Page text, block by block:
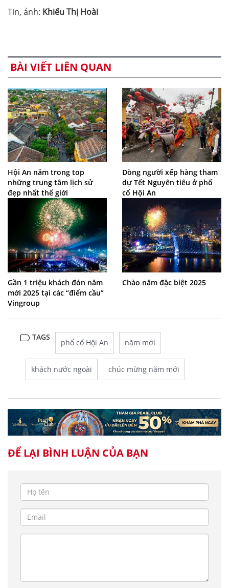
Tin, ảnh: Khiếu Thị Hoài
BÀI VIẾT LIÊN QUAN
Hội An năm trong top
những trung tâm lịch sử
đẹp nhất thế giới
Dòng người xếp hàng tham
dự Tết Nguyên tiêu ở phố
cổ Hội An
Gần 1 triệu khách đón năm
mới 2025 tại các “điểm cầu”
Vingroup
Chào năm đặc biệt 2025
TAGS
phố cổ Hội An năm mới
khách nước ngoài chúc mừng năm mới
ĐỂ LẠI BÌNH LUẬN CỦA BẠN